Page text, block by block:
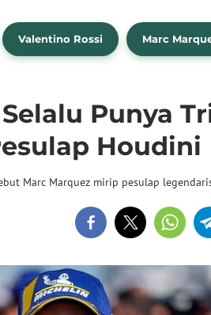
Valentino Rossi Marc
Punya
Houdini
Marc Marquez mirip pesulap